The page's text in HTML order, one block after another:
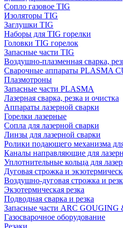
Сопло газовое TIG
Изоляторы TIG
Заглушки TIG
Наборы для TIG горелки
Головки TIG горелок
Запасные части TIG
Воздушно-плазменная сварка,
Сварочные аппараты PLASMA
Плазмотроны
Запасные части PLASMA
Лазерная сварка, резка и очистка
Аппараты лазерной сварки
Горелки лазерные
Сопла для лазерной сварки
Линзы для лазерной сварки
Ролики подающего механизма
Каналы направляющие для
Уплотнительные кольца для
Дуговая строжка и
Воздушно-дуговая строжка и
Экзотермическая резка
Подводная сварка и резка
Запасные части ARC
Газосварочное оборудование
Резаки